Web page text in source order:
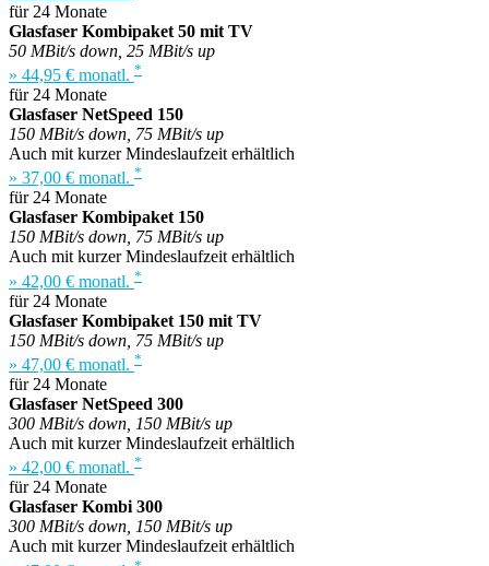
für 24 Monate
Glasfaser Kombipaket 50 mit TV
50 MBit/s down, 25 MBit/s up
» 44,95 € monatl. *
für 24 Monate
Glasfaser NetSpeed 150
150 MBit/s down, 75 MBit/s up
Auch mit kurzer Mindeslaufzeit erhältlich
» 37,00 € monatl. *
für 24 Monate
Glasfaser Kombipaket 150
150 MBit/s down, 75 MBit/s up
Auch mit kurzer Mindeslaufzeit erhältlich
» 42,00 € monatl. *
für 24 Monate
Glasfaser Kombipaket 150 mit TV
150 MBit/s down, 75 MBit/s up
» 47,00 € monatl. *
für 24 Monate
Glasfaser NetSpeed 300
300 MBit/s down, 150 MBit/s up
Auch mit kurzer Mindeslaufzeit erhältlich
» 42,00 € monatl. *
für 24 Monate
Glasfaser Kombi 300
300 MBit/s down, 150 MBit/s up
Auch mit kurzer Mindeslaufzeit erhältlich